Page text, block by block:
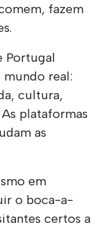
fazem
Portugal
real:
cultura,
plataformas
as
em
o boca-a-
certos a